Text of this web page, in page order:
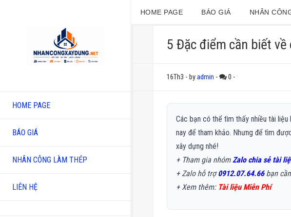
HOME PAGE
BÁO GIÁ
NHÂN CÔNG LÀM THÉP
LIÊN HỆ
HOME PAGE BÁO GIÁ NHÂN
5 Đặc điểm cần biết
16Th3 - byadmin - 0 -
Các bạn có thể tìm thấy nhiều tài
nay để tham khảo. Nhưng để tìm
xây dựng nhé!
+ Tham gia nhómZalo chia sẻ tài
+ Zalo hỗ trợ0912.07.64.66bạn
+Xem thêm: Tài liệu Miễn Phí